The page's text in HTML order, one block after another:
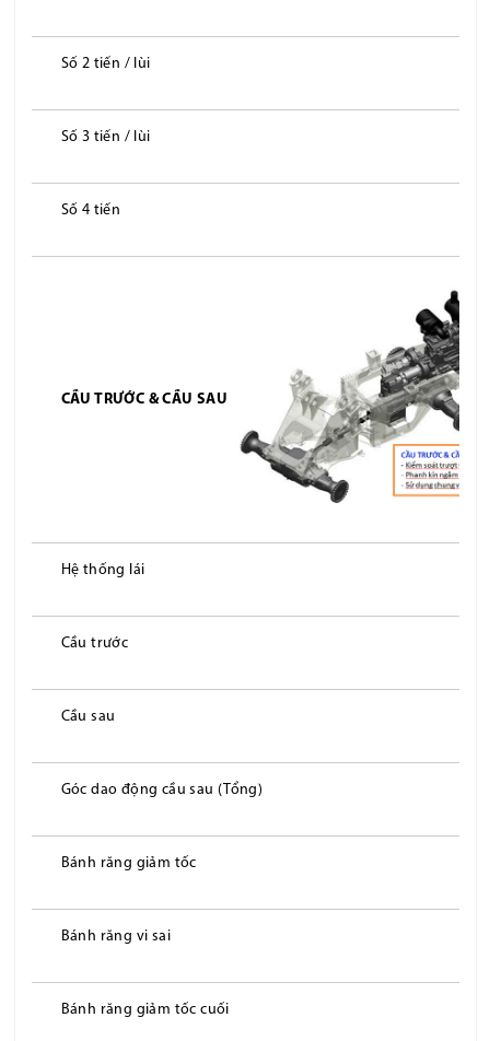
Số 2 tiến / lùi
Số 3 tiến / lùi
Số 4 tiến
CẦU TRƯỚC & CẦU SAU
Hệ thống lái
Cầu trước
Cầu sau
Góc dao động cầu sau (Tổng)
Bánh răng giảm tốc
Bánh răng vi sai
Bánh răng giảm tốc cuối